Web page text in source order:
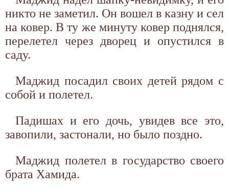
никто не заметил. Он вошел в казну и сел
на ковер. В ту же минуту ковер поднялся,
перелетел через дворец и опустился в
саду.
Маджид посадил своих детей рядом с
собой и полетел.
Падишах и его дочь, увидев все это,
завопили, застонали, но было поздно.
Маджид полетел в государство своего
брата Хамида.